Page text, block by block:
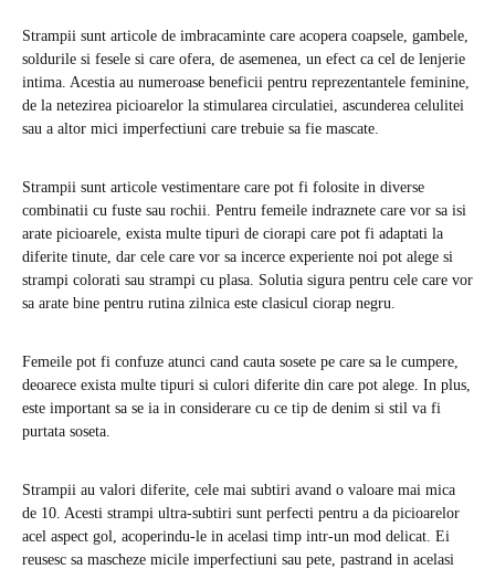
Strampii sunt articole de imbracaminte care acopera coapsele, gambele,
soldurile si fesele si care ofera, de asemenea, un efect ca cel de lenjerie
intima. Acestia au numeroase beneficii pentru reprezentantele feminine,
de la netezirea picioarelor la stimularea circulatiei, ascunderea celulitei
sau a altor mici imperfectiuni care trebuie sa fie mascate.
Strampii sunt articole vestimentare care pot fi folosite in diverse
combinatii cu fuste sau rochii. Pentru femeile indraznete care vor sa isi
arate picioarele, exista multe tipuri de ciorapi care pot fi adaptati la
diferite tinute, dar cele care vor sa incerce experiente noi pot alege si
strampi colorati sau strampi cu plasa. Solutia sigura pentru cele care vor
sa arate bine pentru rutina zilnica este clasicul ciorap negru.
Femeile pot fi confuze atunci cand cauta sosete pe care sa le cumpere,
deoarece exista multe tipuri si culori diferite din care pot alege. In plus,
este important sa se ia in considerare cu ce tip de denim si stil va fi
purtata soseta.
Strampii au valori diferite, cele mai subtiri avand o valoare mai mica
de 10. Acesti strampi ultra-subtiri sunt perfecti pentru a da picioarelor
acel aspect gol, acoperindu-le in acelasi timp intr-un mod delicat. Ei
reusesc sa mascheze micile imperfectiuni sau pete, pastrand in acelasi